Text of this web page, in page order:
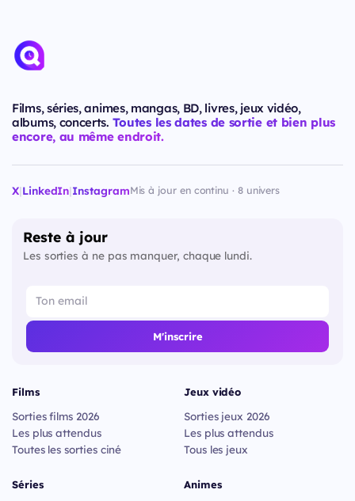
Films, séries, animes, mangas, BD, livres, jeux vidéo,
albums, concerts. Toutes les dates de sortie et bien plus
encore, au même endroit.
X|LinkedIn|InstagramMis à jour en continu · 8 univers
Reste à jour
Les sorties à ne pas manquer, chaque lundi.
M'inscrire
Films
Sorties films 2026
Les plus attendus
Toutes les sorties ciné
Séries
Jeux vidéo
Sorties jeux 2026
Les plus attendus
Tous les jeux
Animes